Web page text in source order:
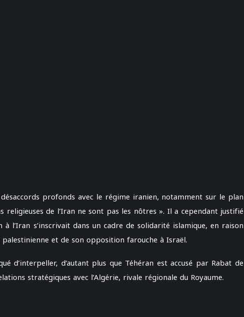
profonds avec le régime iranien, notamment sur le plan
de l’Iran ne sont pas les nôtres ». Il a cependant justifié
l’Iran s’inscrivait dans un cadre de solidarité islamique, en raison
et de son opposition farouche à Israël.
d’interpeller, d’autant plus que Téhéran est accusé par Rabat de
stratégiques avec l’Algérie, rivale régionale du Royaume.